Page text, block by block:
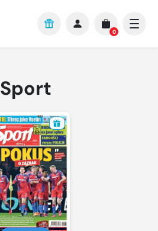
0
Sport